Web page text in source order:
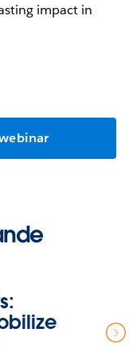
impact in